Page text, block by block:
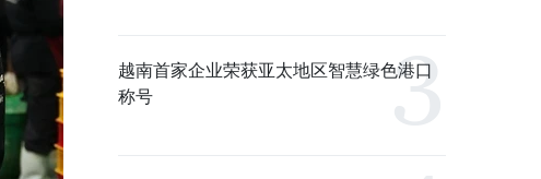
越南首家企业荣获亚太地区智慧绿色港口
称号